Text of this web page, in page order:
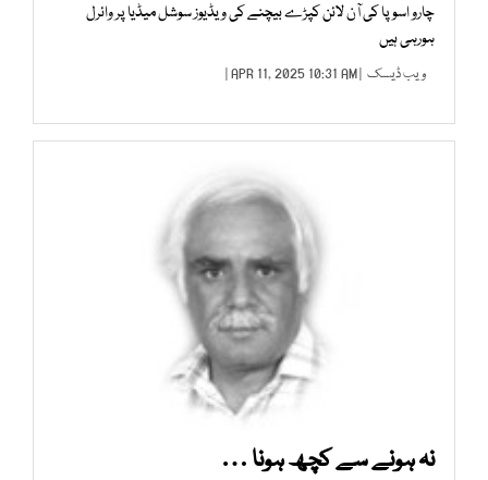
چارو اسوپا کی آن لائن کپڑے بیچنے کی ویڈیوز سوشل میڈیا پر وائرل
ہورہی ہیں
ویب ڈیسک | APR 11, 2025 10:31 AM |
نہ ہونے سے کچھ ہونا …